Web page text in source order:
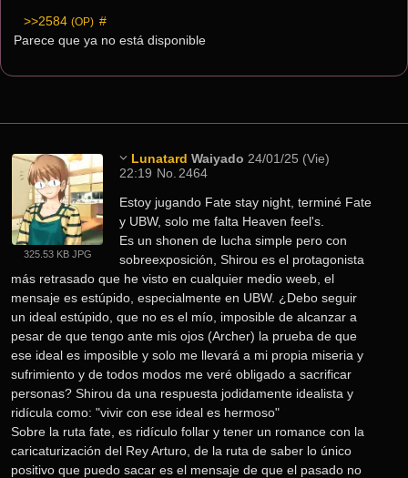
>>2584 (OP) #
Parece que ya no está disponible
325.53 KB JPG
Lunatard Waiyado 24/01/25 (Vie)
22:19 No. 2464
Estoy jugando Fate stay night, terminé Fate
y UBW, solo me falta Heaven feel's.
Es un shonen de lucha simple pero con
sobreexposición, Shirou es el protagonista
más retrasado que he visto en cualquier medio weeb, el
mensaje es estúpido, especialmente en UBW. ¿Debo seguir
un ideal estúpido, que no es el mío, imposible de alcanzar a
pesar de que tengo ante mis ojos (Archer) la prueba de que
ese ideal es imposible y solo me llevará a mi propia miseria y
sufrimiento y de todos modos me veré obligado a sacrificar
personas? Shirou da una respuesta jodidamente idealista y
ridícula como: "vivir con ese ideal es hermoso"
Sobre la ruta fate, es ridículo follar y tener un romance con la
caricaturización del Rey Arturo, de la ruta de saber lo único
positivo que puedo sacar es el mensaje de que el pasado no